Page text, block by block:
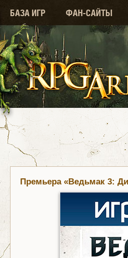
БАЗА ИГР ФАН-САЙТЫ
Премьера «Ведьмак 3: